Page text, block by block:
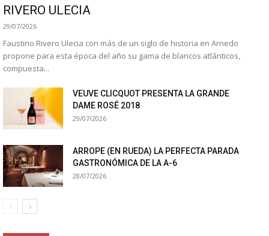
RIVERO ULECIA
29/07/2026
Faustino Rivero Ulecia con más de un siglo de historia en Arnedo
propone para esta época del año su gama de blancos atlánticos,
compuesta...
VEUVE CLICQUOT PRESENTA LA GRANDE
DAME ROSÉ 2018
29/07/2026
ARROPE (EN RUEDA) LA PERFECTA PARADA
GASTRONÓMICA DE LA A-6
28/07/2026